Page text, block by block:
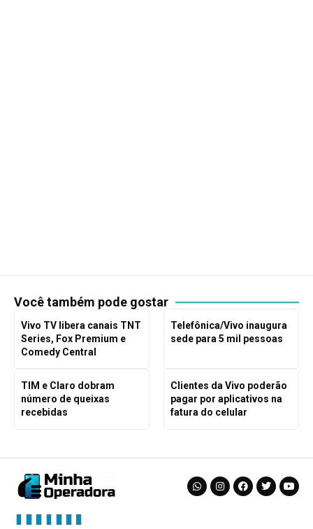
Você também pode gostar
Vivo TV libera canais TNT
Series, Fox Premium e
Comedy Central
Telefônica/Vivo inaugura
sede para 5 mil pessoas
TIM e Claro dobram
número de queixas
recebidas
Clientes da Vivo poderão
pagar por aplicativos na
fatura do celular